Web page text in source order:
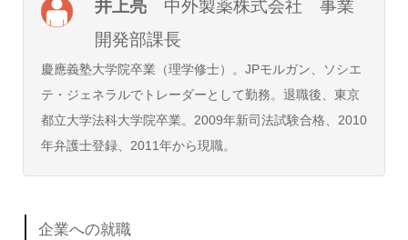
井上亮中外製薬株式会社 事業
開発部課長
慶應義塾大学院卒業（理学修士）。JPモルガン、ソシエ
テ・ジェネラルでトレーダーとして勤務。退職後、東京
都立大学法科大学院卒業。2009年新司法試験合格、2010
年弁護士登録、2011年から現職。
企業への就職